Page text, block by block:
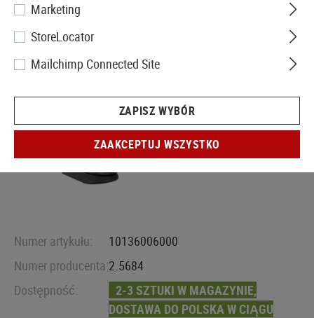
Numer artykułu:
10136006000
Numer producenta:2.5684
Dostępność:
2-3 SZTUKI W MAGAZYNIE,
DOSTAWA DO POLSKA W CIĄGU
Marketing
StoreLocator
Mailchimp Connected Site
ZAPISZ WYBÓR
ZAAKCEPTUJ WSZYSTKO